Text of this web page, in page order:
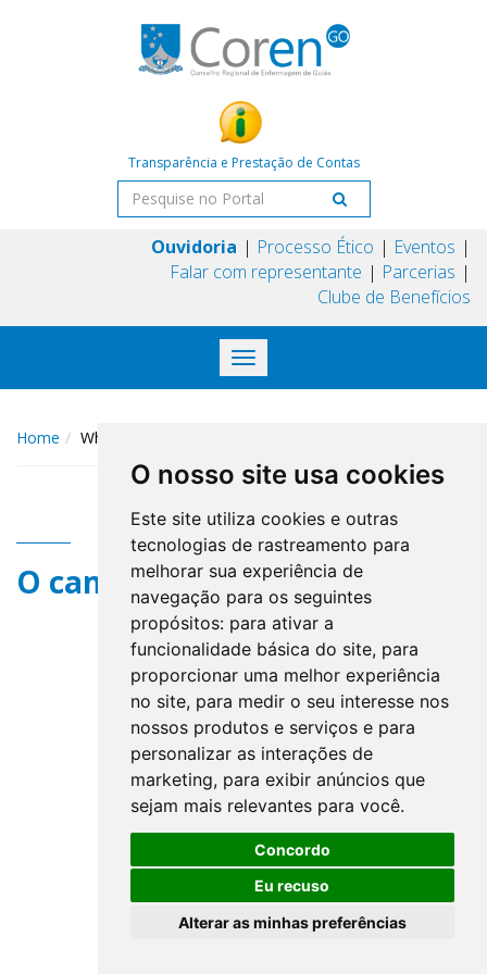
O nosso site usa cookies
Este site utiliza cookies e outras
tecnologias de rastreamento para
melhorar sua experiência de
navegação para os seguintes
propósitos: para ativar a
funcionalidade básica do site, para
proporcionar uma melhor experiência
no site, para medir o seu interesse nos
nossos produtos e serviços e para
personalizar as interações de
marketing, para exibir anúncios que
sejam mais relevantes para você.
Concordo
Eu recuso
Alterar as minhas preferências
Transparência e Prestação de Contas
Ouvidoria Processo Ético
Eventos
Falar com representante
Parcerias
Clube de Benefícios
Toggle
navigation
Home WhatsApp Image 2025-03-20 at 17.17.33
O campo title não existe.